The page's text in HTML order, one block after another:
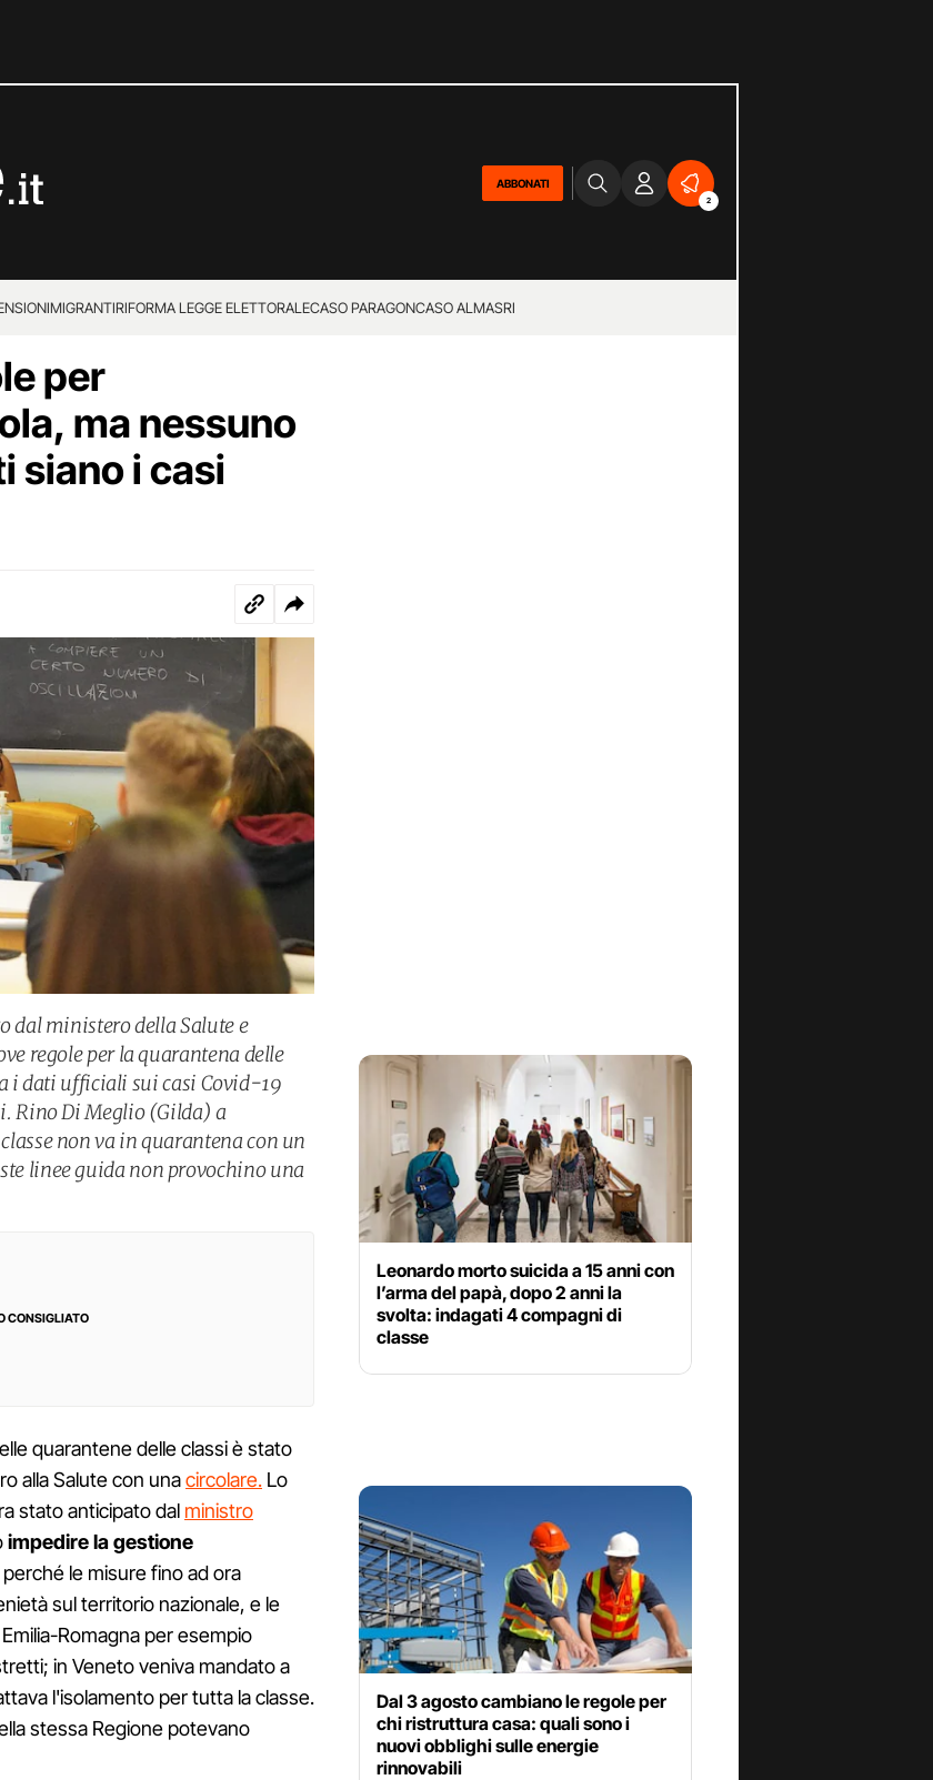
ABBONATI
2
MIGRANTIRIFORMA LEGGE ELETTORALECASO PARAGONCASO ALMASRI
per
ma nessuno
siano i casi
dal ministero della Salute e
regole per la quarantena delle
i dati ufficiali sui casi Covid-19
Rino Di Meglio (Gilda) a
non va in quarantena con un
linee guida non provochino una
CONSIGLIATO
quarantene delle classi è stato
alla Salute con unacircolare. Lo
stato anticipato dal ministro
impedire la gestione
perché le misure fino ad ora
sul territorio nazionale, e le
Romagna per esempio
in Veneto veniva mandato a
l'isolamento per tutta la classe.
stessa Regione potevano
Leonardo morto suicida a 15 anni con
l’arma del papà, dopo 2 anni la
svolta: indagati 4 compagni di
classe
Dal 3 agosto cambiano le regole per
chi ristruttura casa: quali sono i
nuovi obblighi sulle energie
rinnovabili